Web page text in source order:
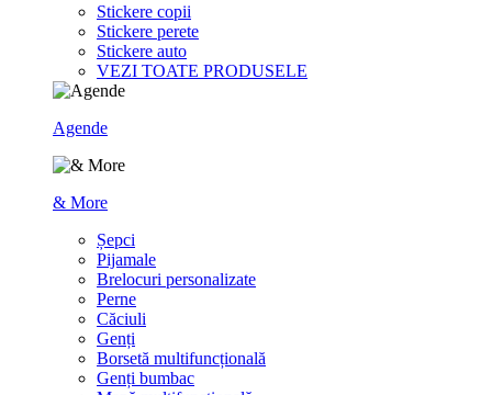
Stickere copii
Stickere perete
Stickere auto
VEZI TOATE PRODUSELE
Agende
& More
Șepci
Pijamale
Brelocuri personalizate
Perne
Căciuli
Genți
Borsetă multifuncțională
Genți bumbac